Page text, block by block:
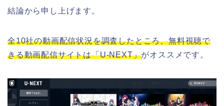
結論から申し上げます。
全10社の動画配信状況を調査したところ、無料視聴で
きる動画配信サイトは「U-NEXT」がオススメです。